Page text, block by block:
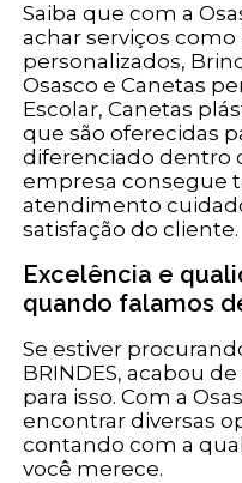
Saiba que com a
achar serviços
personalizados,
Osasco e Canetas
Escolar, Canetas
que são oferecidas
diferenciado dentro
empresa consegue
atendimento
satisfação do cliente.
Excelência e
quando falamos
Se estiver
BRINDES, acabou
para isso. Com a
encontrar diversas
contando com a
você merece.